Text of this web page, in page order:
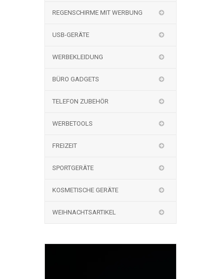
REGENSCHIRME MIT WERBUNG
USB-GERÄTE
WERBEKLEIDUNG
BÜRO GADGETS
TELEFON ZUBEHÖR
WERBETOOLS
FREIZEIT
SPORTGERÄTE
KOSMETISCHE GERÄTE
WEIHNACHTSARTIKEL